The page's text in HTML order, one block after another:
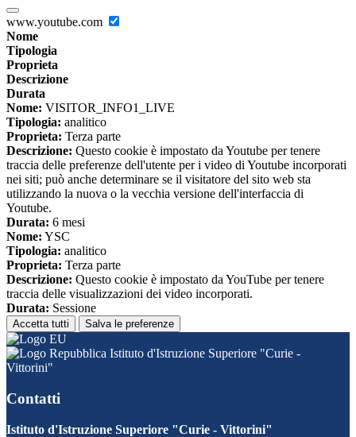
www.youtube.com
Nome
Tipologia
Proprieta
Descrizione
Durata
Nome: VISITOR_INFO1_LIVE
Tipologia: analitico
Proprieta: Terza parte
Descrizione: Questo cookie è impostato da Youtube per tenere
traccia delle preferenze dell'utente per i video di Youtube incorporati
nei siti; può anche determinare se il visitatore del sito web sta
utilizzando la nuova o la vecchia versione dell'interfaccia di
Youtube.
Durata: 6 mesi
Nome: YSC
Tipologia: analitico
Proprieta: Terza parte
Descrizione: Questo cookie è impostato da YouTube per tenere
traccia delle visualizzazioni dei video incorporati.
Durata: Sessione
Accetta tutti Salva le preferenze
Istituto d'Istruzione Superiore "Curie -
Vittorini"
Contatti
Istituto d'Istruzione Superiore "Curie - Vittorini"